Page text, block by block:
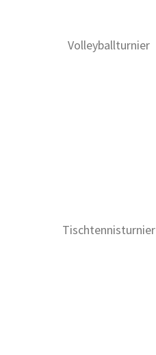
Volleyballturnier
Tischtennisturnier